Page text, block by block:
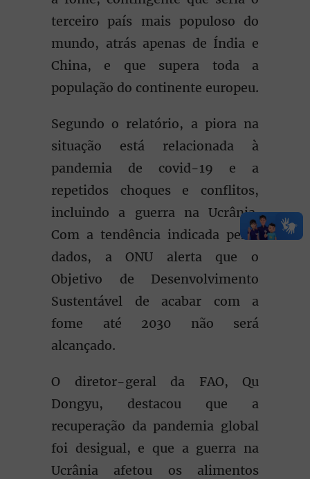
terceiro país mais populoso do
mundo, atrás apenas de Índia e
China, e que supera toda a
população do continente europeu.
Segundo o relatório, a piora na
situação está relacionada à
pandemia de covid-19 e a
repetidos choques e conflitos,
incluindo a guerra na Ucrânia.
Com a tendência indicada pelos
dados, a ONU alerta que o
Objetivo de Desenvolvimento
Sustentável de acabar com a
fome até 2030 não será
alcançado.
O diretor-geral da FAO, Qu
Dongyu, destacou que a
recuperação da pandemia global
foi desigual, e que a guerra na
Ucrânia afetou os alimentos